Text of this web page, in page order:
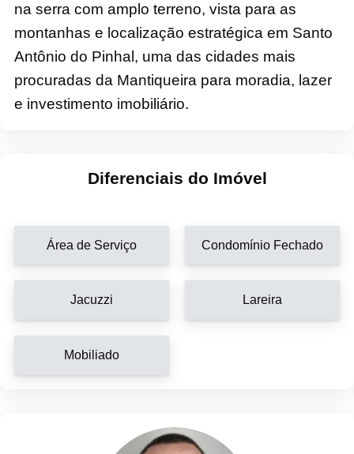
na serra com amplo terreno, vista para as
montanhas e localização estratégica em Santo
Antônio do Pinhal, uma das cidades mais
procuradas da Mantiqueira para moradia, lazer
e investimento imobiliário.
Diferenciais do Imóvel
Área de Serviço Condomínio Fechado
Jacuzzi Lareira
Mobiliado